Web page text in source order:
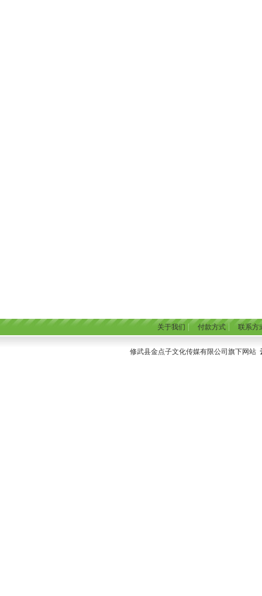
关于我们 付款方式| 联系方
修武县金点子文化传媒有限公司旗下网站